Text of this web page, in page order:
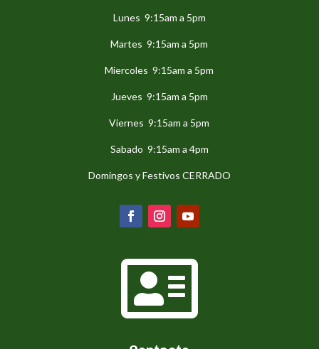
Lunes 9:15am a 5pm
Martes 9:15am a 5pm
Miercoles 9:15am a 5pm
Jueves 9:15am a 5pm
Viernes 9:15am a 5pm
Sabado 9:15am a 4pm
Domingos y Festivos CERRADO
